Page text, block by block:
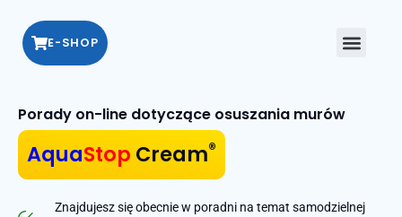
E-SHOP
Porady on-line dotyczące osuszania murów
AquaStop Cream®
Znajdujesz się obecnie w poradni na temat samodzielnej